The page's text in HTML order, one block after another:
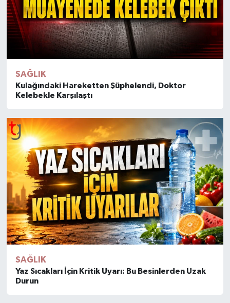
SAĞLIK
Kulağındaki Hareketten Şüphelendi, Doktor
Kelebekle Karşılaştı
SAĞLIK
Yaz Sıcakları İçin Kritik Uyarı: Bu Besinlerden Uzak
Durun